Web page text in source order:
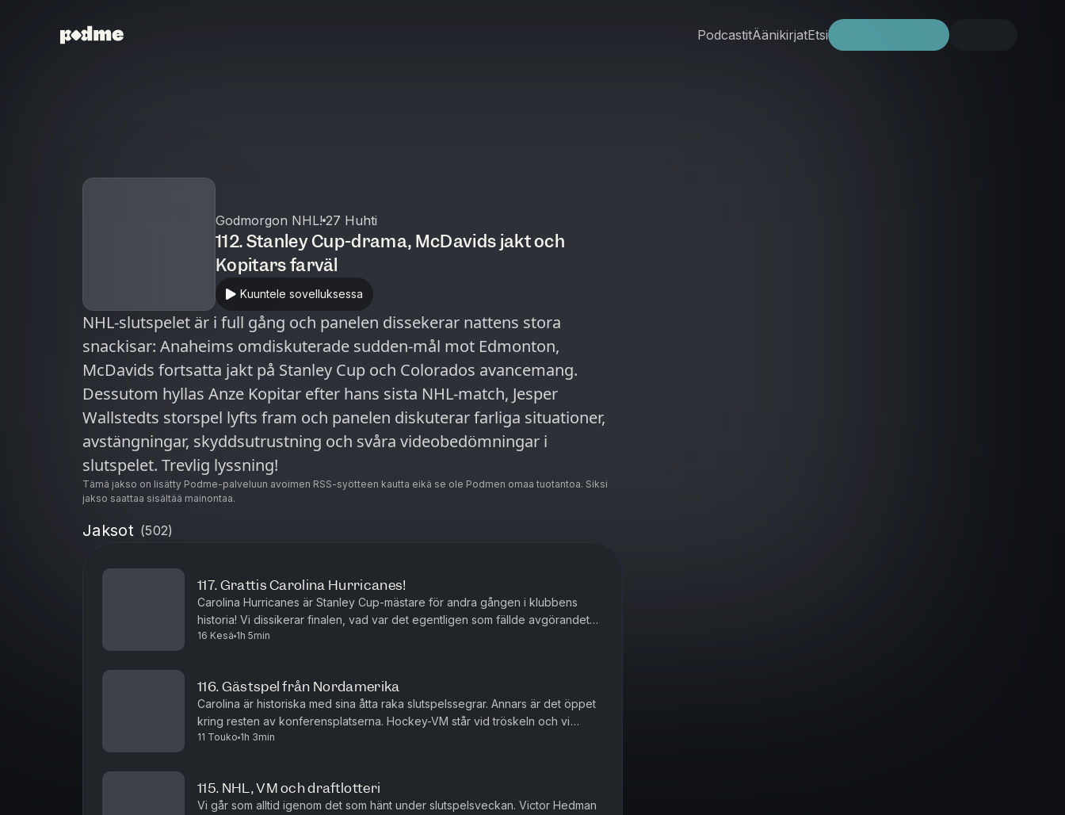
PodcastitÄänikirjatEtsi
Godmorgon NHL! 27 Huhti
112. Stanley Cup-drama, McDavids jakt och
Kopitars farväl
Kuuntele sovelluksessa
NHL-slutspelet är i full gång och panelen dissekerar nattens stora
snackisar: Anaheims omdiskuterade sudden-mål mot Edmonton,
McDavids fortsatta jakt på Stanley Cup och Colorados avancemang.
Dessutom hyllas Anze Kopitar efter hans sista NHL-match, Jesper
Wallstedts storspel lyfts fram och panelen diskuterar farliga situationer,
avstängningar, skyddsutrustning och svåra videobedömningar i
slutspelet. Trevlig lyssning!
Tämä jakso on lisätty Podme-palveluun avoimen RSS-syötteen kautta eikä se ole Podmen omaa tuotantoa. Siksi
jakso saattaa sisältää mainontaa.
Jaksot (502)
117. Grattis Carolina Hurricanes!
Carolina Hurricanes är Stanley Cup-mästare för andra gången i klubbens
historia! Vi dissikerar finalen, vad var det egentligen som fällde avgörandet?
Förutom Rob Brind'Amours muskler... Jonatan Lindqu...
16 Kesä 1h 5min
116. Gästspel från Nordamerika
Carolina är historiska med sina åtta raka slutspelssegrar. Annars är det öppet
kring resten av konferensplatserna. Hockey-VM står vid tröskeln och vi
både synar och betygsätter båda Nordamerikanska tr...
11 Touko 1h 3min
115. NHL, VM och draftlotteri
Vi går som alltid igenom det som hänt under slutspelsveckan. Victor Hedman